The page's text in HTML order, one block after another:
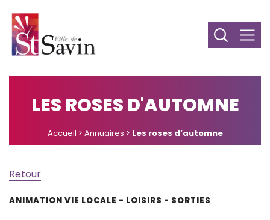
LES ROSES D'AUTOMNE
Accueil > Annuaires > Les roses d’automne
Retour
ANIMATION VIE LOCALE - LOISIRS - SORTIES